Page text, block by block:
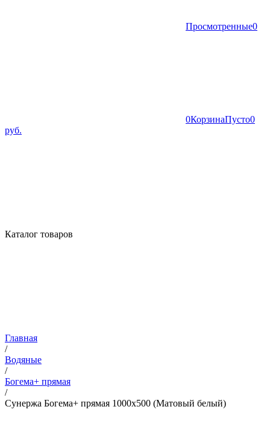
Просмотренные0
0КорзинаПусто0
руб.
Каталог товаров
Главная
/
Водяные
/
Богема+ прямая
/
Сунержа Богема+ прямая 1000х500 (Матовый белый)